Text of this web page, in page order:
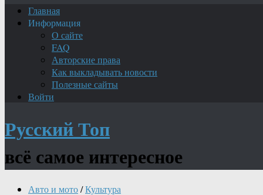
Главная
Информация
О сайте
FAQ
Авторские права
Как выкладывать новости
Полезные сайты
Войти
Русский Топ
всё самое интересное
Авто и мото/Культура